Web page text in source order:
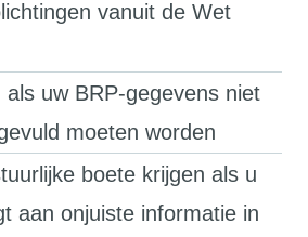
vanuit de Wet
uw BRP-gegevens niet
moeten worden
boete krijgen als u
aan onjuiste informatie in